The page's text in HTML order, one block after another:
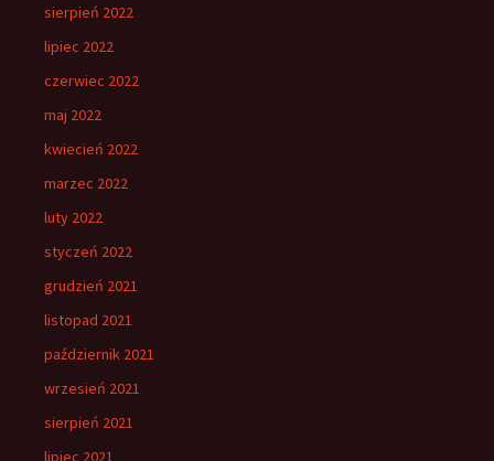
sierpień 2022
lipiec 2022
czerwiec 2022
maj 2022
kwiecień 2022
marzec 2022
luty 2022
styczeń 2022
grudzień 2021
listopad 2021
październik 2021
wrzesień 2021
sierpień 2021
lipiec 2021